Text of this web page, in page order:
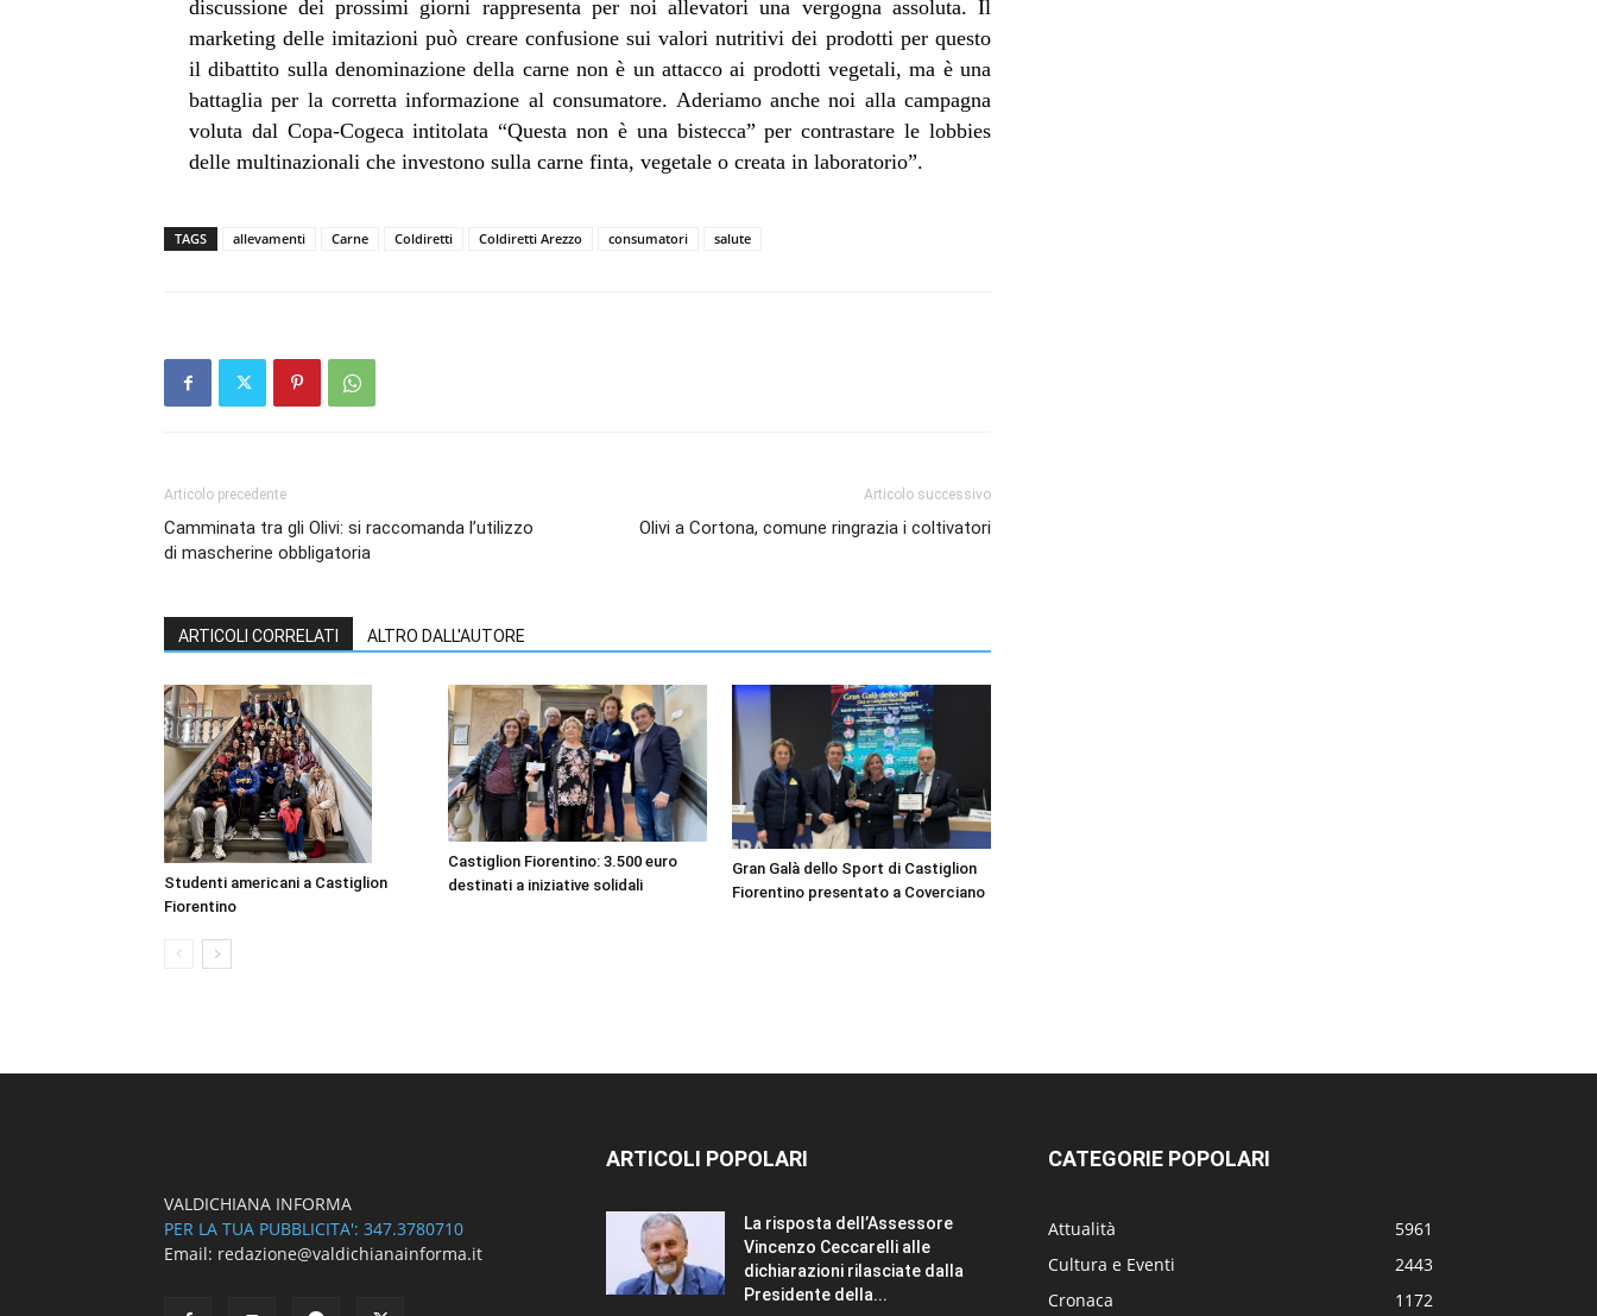
discussione dei prossimi giorni rappresenta per noi allevatori una vergogna assoluta. Il
marketing delle imitazioni può creare confusione sui valori nutritivi dei prodotti per questo
il dibattito sulla denominazione della carne non è un attacco ai prodotti vegetali, ma è una
battaglia per la corretta informazione al consumatore. Aderiamo anche noi alla campagna
voluta dal Copa-Cogeca intitolata “Questa non è una bistecca” per contrastare le lobbies
delle multinazionali che investono sulla carne finta, vegetale o creata in laboratorio”.
TAGS allevamenti Carne Coldiretti Coldiretti Arezzo consumatori salute
Articolo precedente
Camminata tra gli Olivi: si raccomanda l’utilizzo
di mascherine obbligatoria
Articolo successivo
Olivi a Cortona, comune ringrazia i coltivatori
ARTICOLI CORRELATI ALTRO DALL'AUTORE
Studenti americani a Castiglion
Fiorentino
Castiglion Fiorentino: 3.500 euro
destinati a iniziative solidali
Gran Galà dello Sport di Castiglion
Fiorentino presentato a Coverciano
VALDICHIANA INFORMA
PER LA TUA PUBBLICITA': 347.3780710
Email: redazione@valdichianainforma.it
ARTICOLI POPOLARI
La risposta dell’Assessore
Vincenzo Ceccarelli alle
dichiarazioni rilasciate dalla
Presidente della...
CATEGORIE POPOLARI
Attualità
5961
Cultura e Eventi
2443
Cronaca
1172